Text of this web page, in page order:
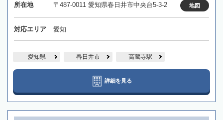
所在地 〒487-0011 愛知県春日井市中央台5-3-2 地図
対応エリア 愛知
愛知県 春日井市 高蔵寺駅
詳細を見る